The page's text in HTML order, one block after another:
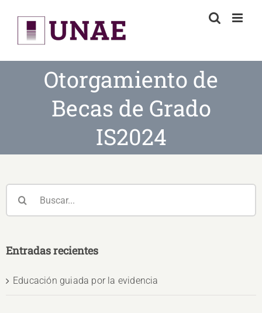
content
Otorgamiento de
Becas de Grado
IS2024
Entradas recientes
Educación guiada por la evidencia